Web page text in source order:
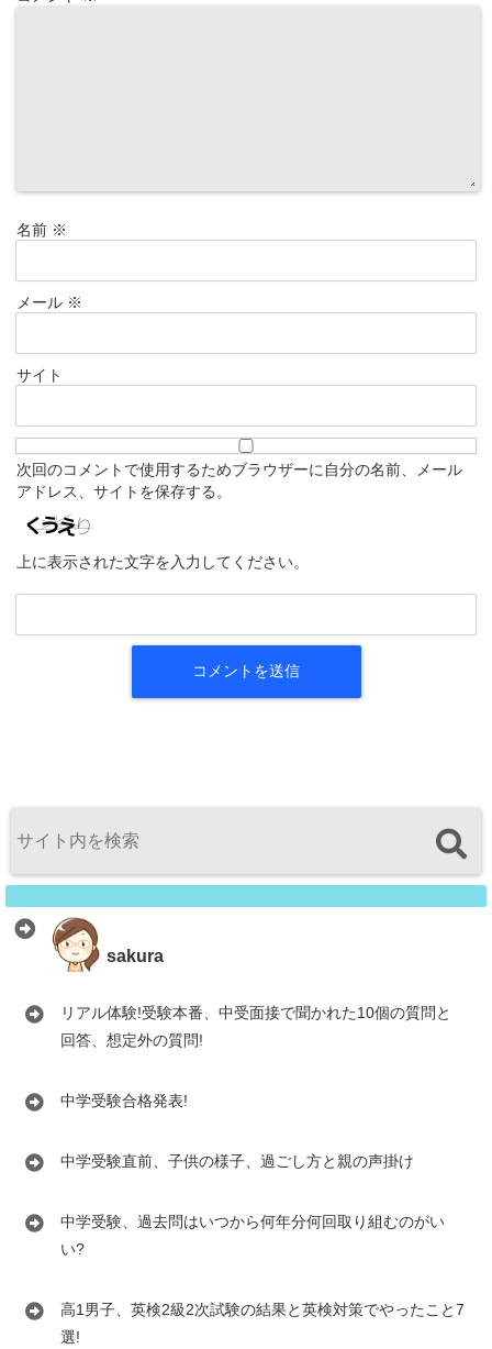
名前 ※
メール ※
サイト
次回のコメントで使用するためブラウザーに自分の名前、メール
アドレス、サイトを保存する。
上に表示された文字を入力してください。
sakura
リアル体験!受験本番、中受面接で聞かれた10個の質問と
回答、想定外の質問!
中学受験合格発表!
中学受験直前、子供の様子、過ごし方と親の声掛け
中学受験、過去問はいつから何年分何回取り組むのがい
い?
高1男子、英検2級2次試験の結果と英検対策でやったこと7
選!